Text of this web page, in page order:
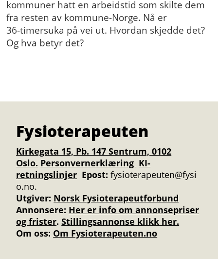
kommuner hatt en arbeidstid som skilte dem
fra resten av kommune-Norge. Nå er
36‑timersuka på vei ut. Hvordan skjedde det?
Og hva betyr det?
Fysioterapeuten
Kirkegata 15, Pb. 147 Sentrum, 0102
Oslo. Personvernerklæring KI-
retningslinjer Epost: fysioterapeuten@fysi
o.no.
Utgiver: Norsk Fysioterapeutforbund
Annonsere: Her er info om annonsepriser
og frister.Stillingsannonse klikk her.
Om oss: Om Fysioterapeuten.no